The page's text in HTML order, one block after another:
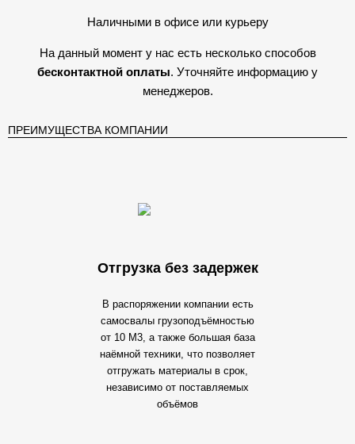
Наличными в офисе или курьеру
На данный момент у нас есть несколько способов
бесконтактной оплаты. Уточняйте информацию у
менеджеров.
ПРЕИМУЩЕСТВА КОМПАНИИ
Отгрузка без задержек
В распоряжении компании есть
самосвалы грузоподъёмностью
от 10 М3, а также большая база
наёмной техники, что позволяет
отгружать материалы в срок,
независимо от поставляемых
объёмов